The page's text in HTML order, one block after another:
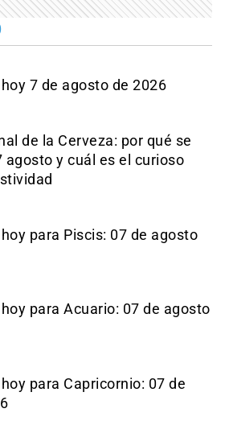
7 de agosto de 2026
de la Cerveza: por qué se
agosto y cuál es el curioso
para Piscis: 07 de agosto
para Acuario: 07 de agosto
para Capricornio: 07 de